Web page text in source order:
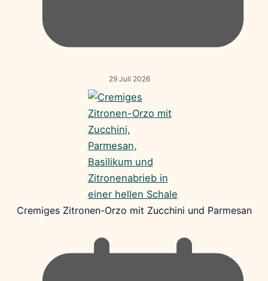
29 Juli 2026
Cremiges Zitronen-Orzo mit Zucchini und Parmesan